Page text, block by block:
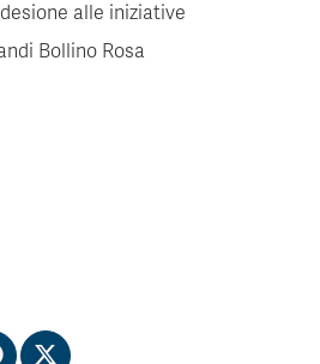
alle iniziative
Bollino Rosa